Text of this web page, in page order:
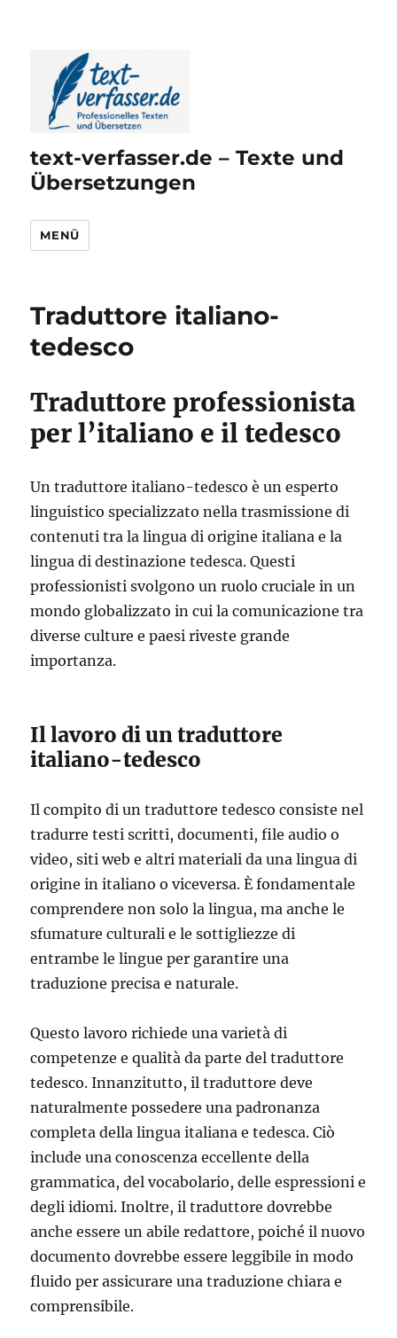
text-verfasser.de – Texte und
Übersetzungen
MENÜ
Traduttore italiano-
tedesco
Traduttore professionista
per l’italiano e il tedesco
Un traduttore italiano-tedesco è un esperto
linguistico specializzato nella trasmissione di
contenuti tra la lingua di origine italiana e la
lingua di destinazione tedesca. Questi
professionisti svolgono un ruolo cruciale in un
mondo globalizzato in cui la comunicazione tra
diverse culture e paesi riveste grande
importanza.
Il lavoro di un traduttore
italiano-tedesco
Il compito di un traduttore tedesco consiste nel
tradurre testi scritti, documenti, file audio o
video, siti web e altri materiali da una lingua di
origine in italiano o viceversa. È fondamentale
comprendere non solo la lingua, ma anche le
sfumature culturali e le sottigliezze di
entrambe le lingue per garantire una
traduzione precisa e naturale.
Questo lavoro richiede una varietà di
competenze e qualità da parte del traduttore
tedesco. Innanzitutto, il traduttore deve
naturalmente possedere una padronanza
completa della lingua italiana e tedesca. Ciò
include una conoscenza eccellente della
grammatica, del vocabolario, delle espressioni e
degli idiomi. Inoltre, il traduttore dovrebbe
anche essere un abile redattore, poiché il nuovo
documento dovrebbe essere leggibile in modo
fluido per assicurare una traduzione chiara e
comprensibile.